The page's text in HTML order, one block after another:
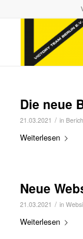
Die neue
21.03.2021 / in
Weiterlesen
Neue
21.03.2021 / in
Weiterlesen